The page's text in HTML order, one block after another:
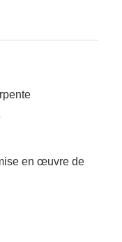
en œuvre de